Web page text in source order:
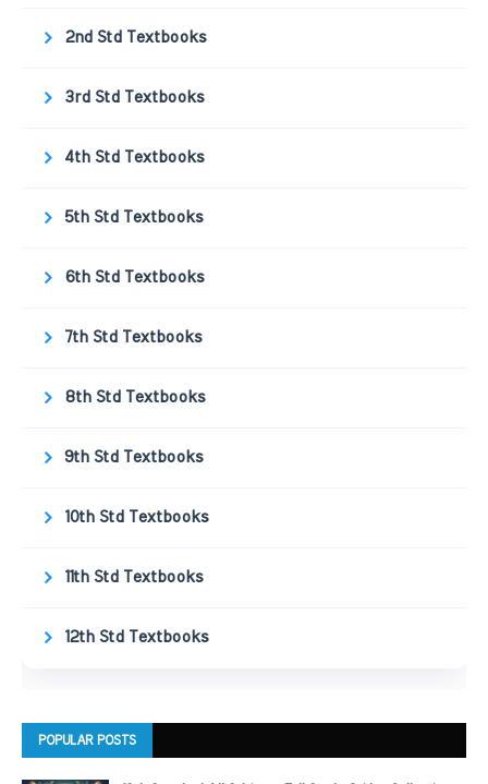
2nd Std Textbooks
3rd Std Textbooks
4th Std Textbooks
5th Std Textbooks
6th Std Textbooks
7th Std Textbooks
8th Std Textbooks
9th Std Textbooks
10th Std Textbooks
11th Std Textbooks
12th Std Textbooks
POPULAR POSTS